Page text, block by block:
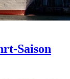
Saison